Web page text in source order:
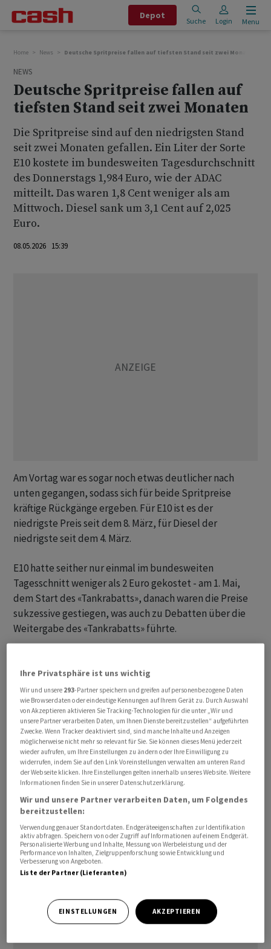
Depot
Suche Login Menu
Home News Deutsche Spritpreise fallen auf tiefsten Stand seit zwei Monaten
NEWS
Deutsche Spritpreise fallen auf
tiefsten Stand seit zwei Monaten
Die Spritpreise sind auf den niedrigsten Stand
seit zwei Monaten gefallen. Ein Liter der Sorte
E10 kostete im bundesweiten Tagesdurchschnitt
des Donnerstags 1,984 Euro, wie der ADAC
mitteilt. Das waren 1,8 Cent weniger als am
Mittwoch. Diesel sank um 3,1 Cent auf 2,025
Euro.
08.05.2026 15:39
Am Vortag war es sogar noch etwas deutlicher nach
unten gegangen, sodass sich für beide Spritpreise
kräftige Rückgänge ergeben. Für E10 ist es der
niedrigste Preis seit dem 8. März, für Diesel der
niedrigste seit dem 4. März.
E10 hatte seither nur einmal im bundesweiten
Tagesschnitt weniger als 2 Euro gekostet - am 1. Mai,
dem Start des «Tankrabatts», danach waren die Preise
sukzessive gestiegen, was auch zu Debatten über die
Weitergabe des «Tankrabatts» führte.
Zum aktuellen Rückgang dürfte vor allem der sinkende
Ölpreis beigetragen haben, der seit einem Hoch am
Montag deutlich nachgegeben hat. Dennoch war E10 am
Donnerstag nur 14,2 Cent billiger als am 30. April, dem
letzten Tag vor Einführung der Steuererleichterung,
die pro Liter 16,7 Cent ausmacht. Diesel war 19 Cent
billiger.
Ihre Privatsphäre ist uns wichtig
Wir und unsere 293-Partner speichern und greifen auf personenbezogene Daten
wie Browserdaten oder eindeutige Kennungen auf Ihrem Gerät zu. Durch Auswahl
von Akzeptieren aktivieren Sie Tracking-Technologien für die unter „Wir und
unsere Partner verarbeiten Daten, um Ihnen Dienste bereitzustellen“ aufgeführten
Zwecke. Wenn Tracker deaktiviert sind, sind manche Inhalte und Anzeigen
möglicherweise nicht mehr so relevant für Sie. Sie können dieses Menü jederzeit
wieder aufrufen, um Ihre Einstellungen zu ändern oder Ihre Einwilligung zu
widerrufen, indem Sie auf den Link Voreinstellungen verwalten am unteren Rand
der Webseite klicken. Ihre Einstellungen gelten innerhalb unseres Website. Weitere
Informationen finden Sie in unserer Datenschutzerklärung.
Wir und unsere Partner verarbeiten Daten, um Folgendes
bereitzustellen:
Verwendung genauer Standortdaten. Endgeräteeigenschaften zur Identifikation
aktiv abfragen. Speichern von oder Zugriff auf Informationen auf einem Endgerät.
Personalisierte Werbung und Inhalte, Messung von Werbeleistung und der
Performance von Inhalten, Zielgruppenforschung sowie Entwicklung und
Verbesserung von Angeboten.
Liste der Partner (Lieferanten)
EINSTELLUNGEN AKZEPTIEREN